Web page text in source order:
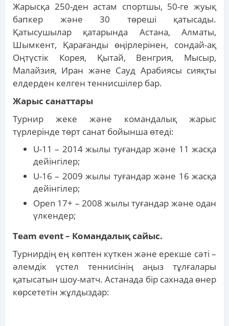
Жарысқа 250-ден астам спортшы, 50-ге жуық
бапкер және 30 төреші қатысады.
Қатысушылар қатарында Астана, Алматы,
Шымкент, Қарағанды өңірлерінен, сондай-ақ
Оңтүстік Корея, Қытай, Венгрия, Мысыр,
Малайзия, Иран және Сауд Арабиясы сияқты
елдерден келген теннисшілер бар.
Жарыс санаттары
Турнир жеке және командалық жарыс
түрлерінде төрт санат бойынша өтеді:
U-11 – 2014 жылы туғандар және 11 жасқа
дейінгілер;
U-16 – 2009 жылы туғандар және 16 жасқа
дейінгілер;
Open 17+ – 2008 жылы туғандар және одан
үлкендер;
Team event – Командалық сайыс.
Турнирдің ең көптен күткен және ерекше сәті –
әлемдік үстел теннисінің аңыз тұлғалары
қатысатын шоу-матч. Астанада бір сахнада өнер
көрсететін жұлдыздар: